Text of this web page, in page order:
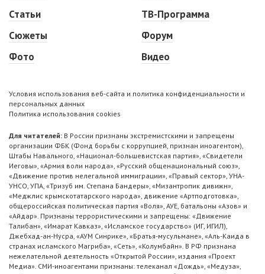
Статьи
Сюжеты
Фото
ТВ-Программа
Форум
Видео
Условия использования веб-сайта и политика конфиденциальности и
персональных данных
Политика использования cookies
Для читателей: В России признаны экстремистскими и запрещены
организации ФБК (Фонд борьбы с коррупцией, признан иноагентом),
Штабы Навального, «Национал-большевистская партия», «Свидетели
Иеговы», «Армия воли народа», «Русский общенациональный союз»,
«Движение против нелегальной иммиграции», «Правый сектор», УНА-
УНСО, УПА, «Тризуб им. Степана Бандеры», «Мизантропик дивижн»,
«Меджлис крымскотатарского народа», движение «Артподготовка»,
общероссийская политическая партия «Воля», АУЕ, батальоны «Азов» и
«Айдар». Признаны террористическими и запрещены: «Движение
Талибан», «Имарат Кавказ», «Исламское государство» (ИГ, ИГИЛ),
Джебхад-ан-Нусра, «АУМ Синрике», «Братья-мусульмане», «Аль-Каида в
странах исламского Магриба», «Сеть», «Колумбайн». В РФ признана
нежелательной деятельность «Открытой России», издания «Проект
Медиа». СМИ-иноагентами признаны: телеканал «Дождь», «Медуза»,